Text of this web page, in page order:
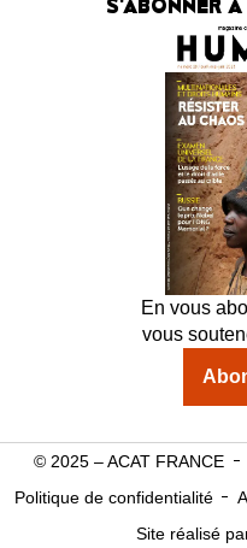
En vous
vous
© 2025 – ACAT FRANCE
Politique de confidentialité
Site réalisé